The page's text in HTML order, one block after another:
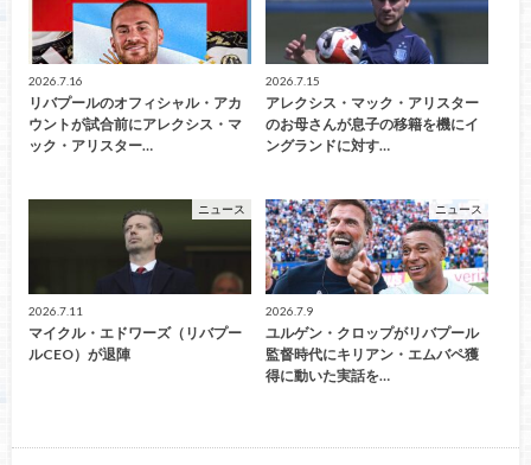
2026.7.16
リバプールのオフィシャル・アカ
ウントが試合前にアレクシス・マ
ック・アリスター…
2026.7.15
アレクシス・マック・アリスター
のお母さんが息子の移籍を機にイ
ングランドに対す…
ニュース
2026.7.11
マイクル・エドワーズ（リバプー
ルCEO）が退陣
ニュース
2026.7.9
ユルゲン・クロップがリバプール
監督時代にキリアン・エムバペ獲
得に動いた実話を…